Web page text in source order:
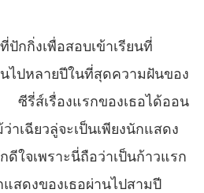
หัสร่างลอยตามแม่น้ำมาพร้อมกับเ
นมานางจึงแสร้งจำเรื่องราวในอ
รชายมีชีวิตรอดต่อไป
ปักกิ่งเพื่อสอบเข้าเรียนที่
ไปหลายปีในที่สุดความฝันของ
ซีรี่ส์เรื่องแรกของเธอได้ออน
าเฉียวลู่จะเป็นเพียงนักแสดง
ใจเพราะนี่ถือว่าเป็นก้าวแรก
สดงของเธอผ่านไปสามปี